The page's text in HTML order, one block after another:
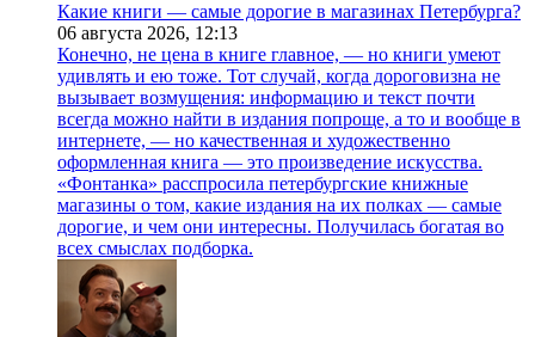
Какие книги — самые дорогие в магазинах Петербурга?
06 августа 2026, 12:13
Конечно, не цена в книге главное, — но книги умеют
удивлять и ею тоже. Тот случай, когда дороговизна не
вызывает возмущения: информацию и текст почти
всегда можно найти в издания попроще, а то и вообще в
интернете, — но качественная и художественно
оформленная книга — это произведение искусства.
«Фонтанка» расспросила петербургские книжные
магазины о том, какие издания на их полках — самые
дорогие, и чем они интересны. Получилась богатая во
всех смыслах подборка.